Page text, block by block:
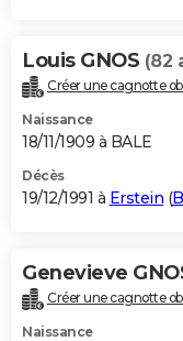
Louis GNOS (82
Créer une cagnotte
Naissance
18/11/1909 à BALE
Décès
19/12/1991 à Erstein (
Genevieve
Créer une cagnotte
Naissance